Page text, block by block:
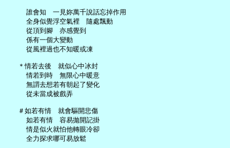
     誰會知　一見妳萬千說話忘掉作用
     全身似覺浮空氣裡　隨處飄動
     從頂到腳　亦感覺到
     係有一個大變動
     從風裡過也不知暖或凍
   ＊情若去後　就似心中冰封
     情若到時　無限心中暖意
     無謂去想若有朝起了變化
     從未當成被戲弄
   ＃如若有情　就會驅開悲傷
     如若有情　容易拋開記掛
     情是似火就怕他轉眼冷卻
     全力探求哪可易放鬆